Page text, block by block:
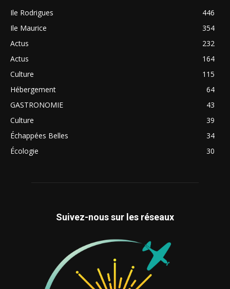
Ile Rodrigues
446
Ile Maurice
354
Actus
232
Actus
164
Culture
115
Hébergement
64
GASTRONOMIE
43
Culture
39
Échappées Belles
34
Écologie
30
Suivez-nous sur les réseaux